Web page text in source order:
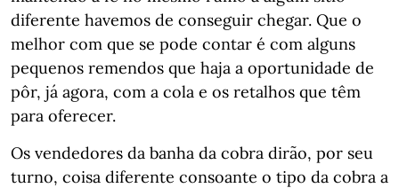
diferente havemos de conseguir chegar. Que o
melhor com que se pode contar é com alguns
pequenos remendos que haja a oportunidade de
pôr, já agora, com a cola e os retalhos que têm
para oferecer.
Os vendedores da banha da cobra dirão, por seu
turno, coisa diferente consoante o tipo da cobra a